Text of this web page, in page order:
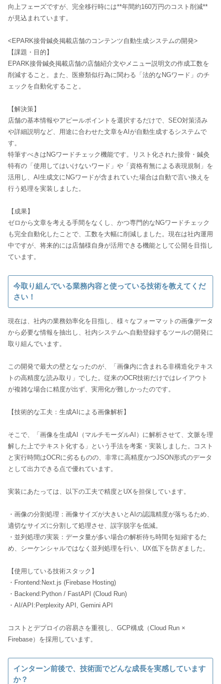
向上フェーズですが、完全移行時には**年間約160万円のコスト削減**
が見込まれています。
<EPARK接骨鍼灸掲載店舗のコンテンツ自動生成システムの開発>
【課題・目的】
EPARK接骨鍼灸掲載店舗の店舗紹介文やメニュー説明文の作成工数を
削減すること。また、医療類似行為に関わる「法的なNGワード」のチ
ェックを自動化すること。
【解決策】
店舗の基本情報やアピールポイントを選択するだけで、SEO対策済み
や詳細説明など、用途に合わせた文章をAIが自動生成するシステムで
す。
特筆すべきはNGワードチェック機能です。リスト化された接骨・鍼灸
特有の「使用してはいけないワード」や「資格有無による表現規制」を
活用し、AI生成文にNGワードが含まれていた場合は自動で言い換えを
行う処理を実装しました。
【成果】
ゼロから文章を考える手間をなくし、かつ専門的なNGワードチェック
も完全自動化したことで、工数を大幅に削減しました。現在は社内運用
中ですが、将来的には店舗様自身が活用できる機能として公開を目指し
ています。
今取り組んでいる業務内容と使っている技術を教えてくだ
さい！
現在は、社内の業務効率化を目指し、様々なフォーマットの画像データ
から必要な情報を抽出し、社内システムへ自動登録するツールの開発に
取り組んでいます。
この開発で最大の壁となったのが、「画像内に含まれる非構造化テキス
トの高精度な読み取り」でした。従来のOCR技術だけではレイアウト
が複雑な場合に精度が出ず、実用化が難しかったのです。
【技術的な工夫：生成AIによる画像解析】
そこで、「画像を生成AI（マルチモーダルAI）に解析させて、文脈を理
解した上でテキスト化する」という手法を考案・実装しました。コスト
と実行時間はOCRに劣るものの、非常に高精度かつJSON形式のデータ
として出力できる点で優れています。
実装にあたっては、以下の工夫で精度とUXを担保しています。
・画像の分割処理：画像サイズが大きいとAIの認識精度が落ちるため、
適切なサイズに分割して処理させ、誤字脱字を低減。
・並列処理の実装：データ量が多い場合の解析待ち時間を短縮するた
め、シーケンシャルではなく並列処理を行い、UX低下を防ぎました。
【使用している技術スタック】
・Frontend:Next.js (Firebase Hosting)
・Backend:Python / FastAPI (Cloud Run)
・AI/API:Perplexity API, Gemini API
コストとデプロイの容易さを重視し、GCP構成（Cloud Run ×
Firebase）を採用しています。
インターン前後で、技術面でどんな成長を実感しています
か？